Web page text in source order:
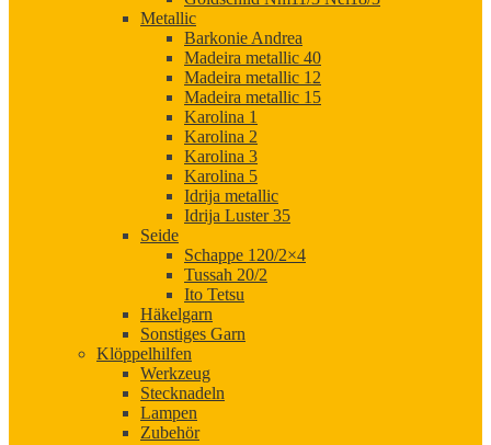
Metallic
Barkonie Andrea
Madeira metallic 40
Madeira metallic 12
Madeira metallic 15
Karolina 1
Karolina 2
Karolina 3
Karolina 5
Idrija metallic
Idrija Luster 35
Seide
Schappe 120/2×4
Tussah 20/2
Ito Tetsu
Häkelgarn
Sonstiges Garn
Klöppelhilfen
Werkzeug
Stecknadeln
Lampen
Zubehör